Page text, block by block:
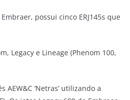
possui cinco ERJ145s que
Legacy e Lineage (Phenom 100,
‘Netras’ utilizando a